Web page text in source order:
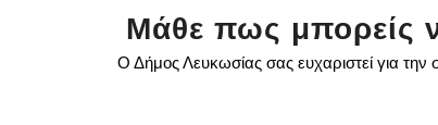
Μάθε πως μπορείς
Ο Δήμος Λευκωσίας σας ευχαριστεί για